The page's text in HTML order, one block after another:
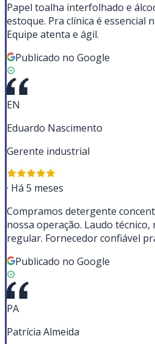
Papel toalha interfolhado e
estoque. Pra clínica é essencial
Equipe atenta e ágil.
Publicado no Google
EN
Eduardo Nascimento
Gerente industrial
· Há 5 meses
Compramos detergente
nossa operação. Laudo
regular. Fornecedor confiável
Publicado no Google
PA
Patrícia Almeida